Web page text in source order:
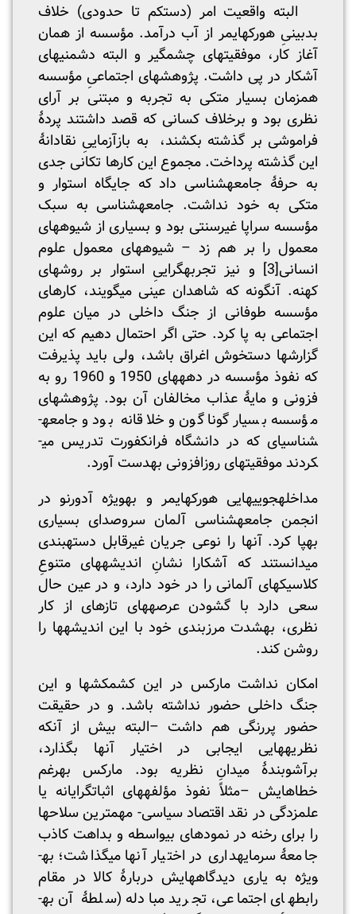
البته واقعیت امر (دستکم تا حدودی) خلاف
بدبینیِ هورکهایمر از آب درآمد. مؤسسه از همان
آغاز کار، موفقیت­های چشمگیر و البته دشمنی­های
آشکار در پی داشت. پژوهش­های اجتماعیِ مؤسسه
همزمان بسیار متکی به تجربه و مبتنی بر آرای
نظری بود و برخلاف کسانی که قصد داشتند پردۀ
فراموشی بر گذشته بکشند، به بازآزماییِ نقادانۀ
این گذشته پرداخت. مجموع این کارها تکانی جدی
به حرفۀ جامعه­شناسی داد که جایگاه استوار و
متکی به خود نداشت. جامعه­شناسی به سبک
مؤسسه سراپا غیرسنتی بود و بسیاری از شیوه­های
معمول را بر هم زد – شیوه­های معمول علوم
انسانی[3]
و نیز تجربه­گراییِ استوار بر روش­های
کهنه. آنگونه که شاهدان عینی می­گویند، کارهای
مؤسسه طوفانی از جنگ داخلی در میان علوم
اجتماعی به پا کرد. حتی اگر احتمال دهیم که این
گزارش­ها دستخوش اغراق باشد، ولی باید پذیرفت
که نفوذ مؤسسه در دهه­های 1950 و 1960 رو به
فزونی و مایۀ عذاب مخالفان آن بود. پژوهش­های
مؤسسه بسیار گونا­گون و خلاقانه بود و جامعه­
شناسی­ای که در دانشگاه فرانکفورت تدریس می­
کردند موفقیت­های روزافزونی به­دست آورد.
مداخله­جویی­هایی هورکهایمر و به­ویژه آدورنو در
انجمن جامعه­شناسی آلمان سروصدای بسیاری
به­پا کرد. آنها را نوعی جریان غیرقابل دسته­بندی
می­دانستند که آشکارا نشانِ اندیشه­های متنوعِ
کلاسیک­های آلمانی را در خود دارد، و در عین حال
سعی دارد با گشودن عرصه­های تازه­ای از کار
نظری، به­شدت مرزبندی خود با این اندیشه­ها را
روشن کند.
امکان نداشت مارکس در این کشمکش­ها و این
جنگ داخلی حضور نداشته باشد. و در حقیقت
حضور پررنگی هم داشت –البته بیش از آنکه
نظریه­هایی ایجابی در اختیار آنها بگذارد،
برآشوبندۀ میدانِ نظریه بود. مارکس به­رغم
خطاهایش –مثلاً نفوذ مؤلفه­های اثبات­گرایانه یا
علم­زدگی در نقد اقتصاد سیاسی- مهمترین سلاح­ها
را برای رخنه در نمودهای بی­واسطه و بداهت کاذب
جامعۀ سرمایه­داری در اختیار آنها می­گذاشت؛ به­
ویژه به یاری دیدگاه­هایش دربارۀ کالا در مقام
رابطه­ای اجتماعی، تجرید مبادله (سلطۀ آن به­